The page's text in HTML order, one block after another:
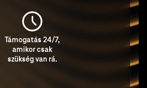
Támogatás 24/7,
amikor csak
szükség van rá.